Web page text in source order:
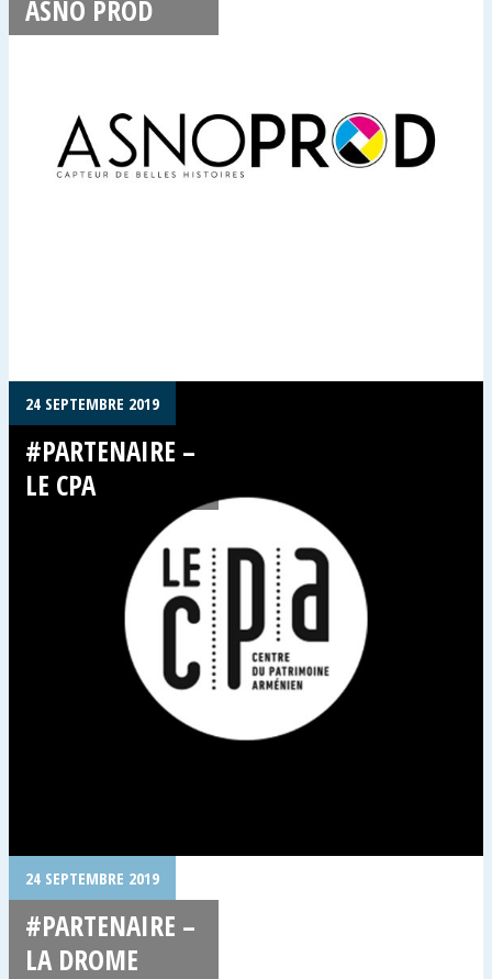
ASNO PROD
24 SEPTEMBRE 2019
#PARTENAIRE –
LE CPA
24 SEPTEMBRE 2019
#PARTENAIRE –
LA DROME